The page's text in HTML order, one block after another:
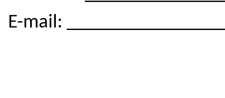
E-mail: